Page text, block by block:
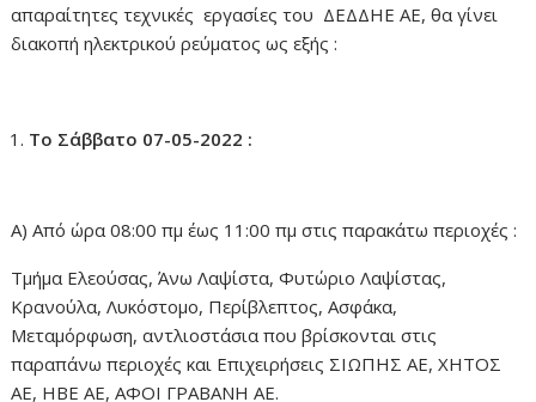
απαραίτητες τεχνικές εργασίες του ΔΕΔΔΗΕ ΑΕ, θα γίνει
διακοπή ηλεκτρικού ρεύματος ως εξής :
Το Σάββατο 07-05-2022 :
Α) Από ώρα 08:00 πμ έως 11:00 πμ στις παρακάτω περιοχές :
Τμήμα Ελεούσας, Άνω Λαψίστα, Φυτώριο Λαψίστας,
Κρανούλα, Λυκόστομο, Περίβλεπτος, Ασφάκα,
Μεταμόρφωση, αντλιοστάσια που βρίσκονται στις
παραπάνω περιοχές και Επιχειρήσεις ΣΙΩΠΗΣ ΑΕ, ΧΗΤΟΣ
ΑΕ, ΗΒΕ ΑΕ, ΑΦΟΙ ΓΡΑΒΑΝΗ ΑΕ.